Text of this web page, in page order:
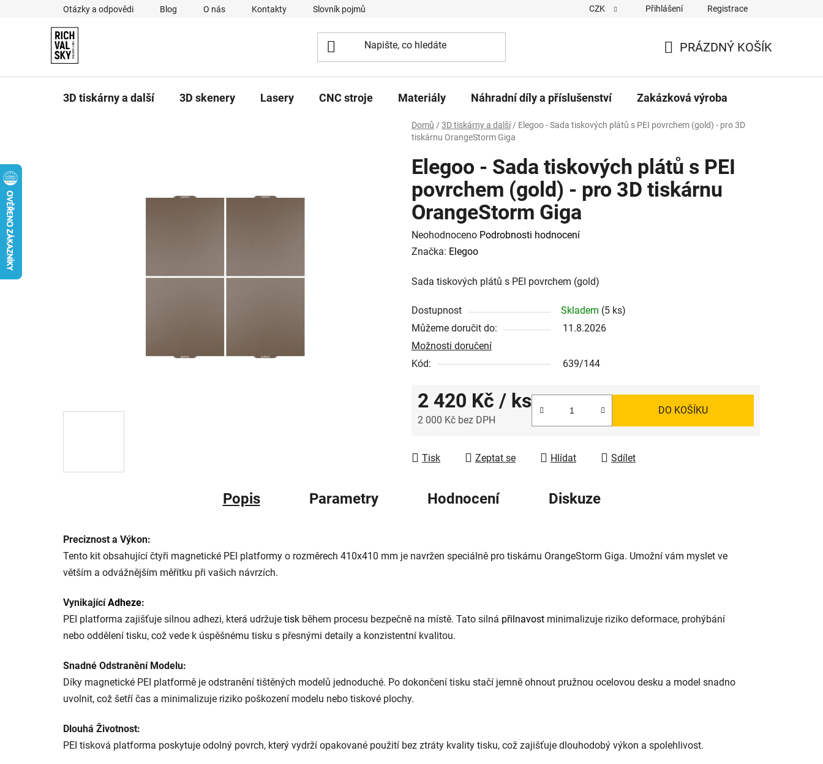
Otázky a odpovědi Blog O nás Kontakty Slovník pojmů CZK Přihlášení Registrace
KOŠÍK
PRÁZDNÝ KOŠÍK
3D tiskárny a další 3D skenery Lasery CNC stroje Materiály Náhradní díly a příslušenství Zakázková výroba
Domů / 3D tiskárny a další / Elegoo - Sada tiskových plátů s PEI povrchem (gold) - pro 3D
tiskárnu OrangeStorm Giga
Elegoo - Sada tiskových plátů s PEI
povrchem (gold) - pro 3D tiskárnu
OrangeStorm Giga
Průměrné
hodnocení
je
z
5
hvězdiček.
Neohodnoceno Podrobnosti hodnocení
Značka: Elegoo
Sada tiskových plátů s PEI povrchem (gold)
Dostupnost Skladem (5 ks)
Můžeme doručit do:
11.8.2026
Možnosti doručení
Kód:
639/144
2 420 Kč / ks
2 000 Kč bez DPH
DO KOŠÍKU
Tisk Zeptat se Hlídat Sdílet
Popis Parametry Hodnocení Diskuze
Preciznost a Výkon:
Tento kit obsahující čtyři magnetické PEI platformy o rozměrech 410x410 mm je navržen speciálně pro tiskárnu OrangeStorm Giga. Umožní vám myslet ve
větším a odvážnějším měřítku při vašich návrzích.
VynikajícíAdheze:
PEI platforma zajišťuje silnou adhezi, která udržuje tisk během procesu bezpečně na místě. Tato silná přilnavost minimalizuje riziko deformace, prohýbání
nebo oddělení tisku, což vede k úspěšnému tisku s přesnými detaily a konzistentní kvalitou.
Snadné Odstranění Modelu:
Díky magnetické PEI platformě je odstranění tištěných modelů jednoduché. Po dokončení tisku stačí jemně ohnout pružnou ocelovou desku a model snadno
uvolnit, což šetří čas a minimalizuje riziko poškození modelu nebo tiskové plochy.
Dlouhá Životnost:
PEI tisková platforma poskytuje odolný povrch, který vydrží opakované použití bez ztráty kvality tisku, což zajišťuje dlouhodobý výkon a spolehlivost.